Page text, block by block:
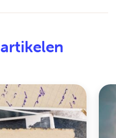
artikelen